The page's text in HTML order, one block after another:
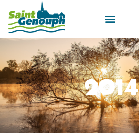
2014